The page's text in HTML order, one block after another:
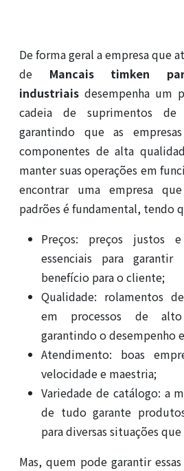
De forma geral a empresa que
de Mancais timken
industriais desempenha um
cadeia de suprimentos de
garantindo que as
componentes de alta
manter suas operações em
encontrar uma empresa
padrões é fundamental, tendo
Preços: preços justos
essenciais para
benefício para o cliente;
Qualidade: rolamentos
em processos de
garantindo o desempenho
Atendimento: boas
velocidade e maestria;
Variedade de catálogo: a
de tudo garante
para diversas situações
Mas, quem pode garantir